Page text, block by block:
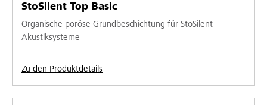
StoSilent Top Basic
Organische poröse Grundbeschichtung für StoSilent
Akustiksysteme
Zu den Produktdetails